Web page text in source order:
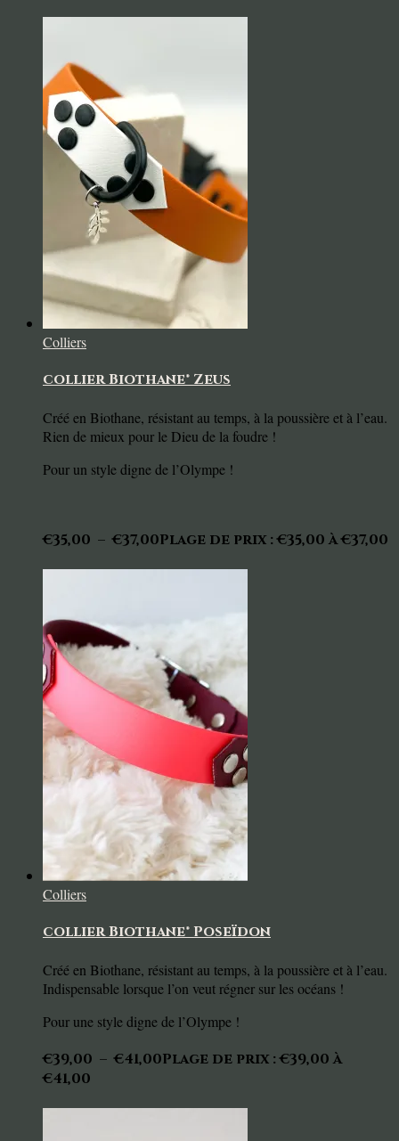
Colliers
collier Biothane® Zeus
Créé en Biothane, résistant au temps, à la poussière et à l’eau.
Rien de mieux pour le Dieu de la foudre !
Pour un style digne de l’Olympe !
€35,00 – €37,00Plage de prix : €35,00 à €37,00
Colliers
collier Biothane® Poseïdon
Créé en Biothane, résistant au temps, à la poussière et à l’eau.
Indispensable lorsque l’on veut régner sur les océans !
Pour une style digne de l’Olympe !
€39,00 – €41,00Plage de prix : €39,00 à
€41,00